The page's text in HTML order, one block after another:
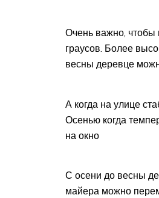
Очень важно, чтобы
граусов. Более
весны деревце
А когда на улице
Осенью когда
на окно
С осени до весны
майера можно